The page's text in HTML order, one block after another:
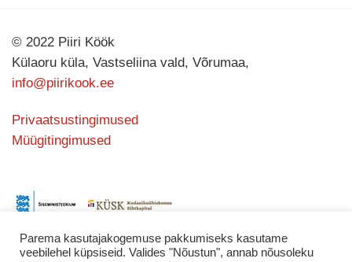
© 2022 Piiri Köök
Külaoru küla, Vastseliina vald, Võrumaa,
info@piirikook.ee
Privaatsustingimused
Müügitingimused
Parema kasutajakogemuse pakkumiseks kasutame
veebilehel küpsiseid. Valides "Nõustun", annab nõusoleku